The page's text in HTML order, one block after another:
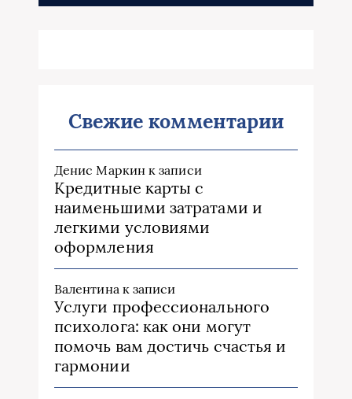
Свежие комментарии
Денис Маркинк записи
Кредитные карты с
наименьшими затратами и
легкими условиями
оформления
Валентинак записи
Услуги профессионального
психолога: как они могут
помочь вам достичь счастья и
гармонии